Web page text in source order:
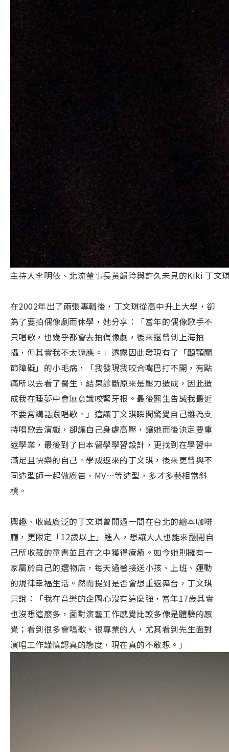
主持人李明依、北流董事長黃韻玲與許久未見的Kiki 丁文
在2002年出了兩張專輯後，丁文琪從高中升上大學，卻
為了要拍偶像劇而休學，她分享：「當年的偶像歌手不
只唱歌，也幾乎都會去拍偶像劇，後來還曾到上海拍
攝，但其實我不太適應。」透露因此發現有了「顳顎關
節障礙」的小毛病，「我發現我咬合嘴巴打不開，有點
痛所以去看了醫生，結果診斷原來是壓力造成，因此造
成我在睡夢中會無意識咬緊牙根。最後醫生告誡我最近
不要常講話跟唱歌。」這讓丁文琪瞬間驚覺自己雖為支
持唱歌去演戲，卻讓自己身處高壓，讓她而後決定要重
返學業，最後到了日本留學學習設計，更找到在學習中
滿足且快樂的自己。學成返來的丁文琪，後來更曾與不
同造型師一起做廣告、MV…等造型，多才多藝相當斜
槓。
興趣、收藏廣泛的丁文琪曾開過一間在台北的繪本咖啡
廳，更限定「12歲以上」進入，想讓大人也能來翻閱自
己所收藏的童書並且在之中獲得療癒。如今她則擁有一
家屬於自己的選物店，每天過著接送小孩、上班、運動
的規律幸福生活。然而提到是否會想重返舞台，丁文琪
只說：「我在音樂的企圖心沒有這麼強，當年17歲其實
也沒想這麼多，面對演藝工作感覺比較多像是體驗的感
覺；看到很多會唱歌、很專業的人，尤其看到先生面對
演唱工作謹慎認真的態度，現在真的不敢想。」